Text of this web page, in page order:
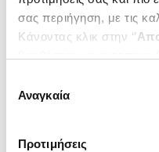
σας περιήγηση, με τις
Κάνοντας κλικ στην ‘’
ενδιαφέρουν και να
συγκατάθεσης
Αναγκαία
Προτιμήσεις